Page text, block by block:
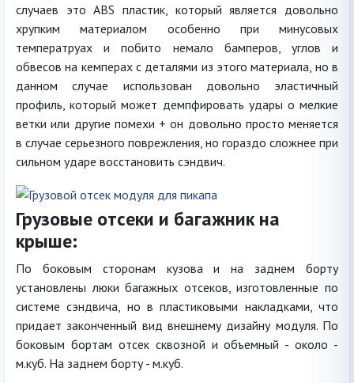
случаев это ABS пластик, который является довольно
хрупким материалом особенно при минусовых
температруах и побито немало бамперов, углов и
обвесов на кемперах с деталями из этого материала, но в
данном случае использован довольно эластичный
профиль, который может демпфировать удары о мелкие
ветки или другие помехи + он довольно просто меняется
в случае серьезного поврежления, но гораздо сложнее при
сильном ударе восстановить сэндвич.
Грузовые отсеки и багажник на
крыше:
По боковым сторонам кузова и на заднем борту
установлены люки багажных отсеков, изготовленные по
системе сэндвича, но в пластиковыми накладками, что
придает законченный вид внешнему дизайну модуля. По
боковым бортам отсек сквозной и объемный - около -
м.куб. На заднем борту - м.куб.